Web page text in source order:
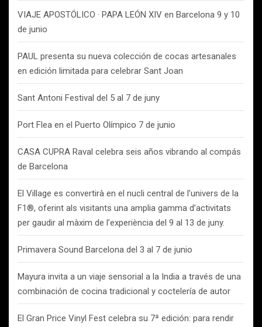
VIAJE APOSTÓLICO · PAPA LEÓN XIV en Barcelona 9 y 10
de junio
PAUL presenta su nueva colección de cocas artesanales
en edición limitada para celebrar Sant Joan
Sant Antoni Festival del 5 al 7 de juny
Port Flea en el Puerto Olímpico 7 de junio
CASA CUPRA Raval celebra seis años vibrando al compás
de Barcelona
El Village es convertirà en el nucli central de l’univers de la
F1®, oferint als visitants una amplia gamma d’activitats
per gaudir al màxim de l’experiència del 9 al 13 de juny.
Primavera Sound Barcelona del 3 al 7 de junio
Mayura invita a un viaje sensorial a la India a través de una
combinación de cocina tradicional y coctelería de autor
El Gran Price Vinyl Fest celebra su 7ª edición: para rendir